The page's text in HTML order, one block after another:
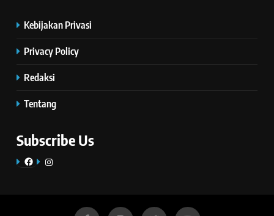
Kebijakan Privasi
Privacy Policy
Redaksi
Tentang
Subscribe Us
FacebookInstagram